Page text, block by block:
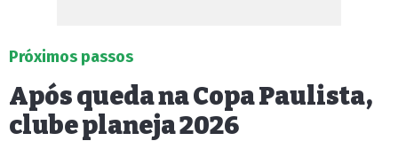
Próximos passos
Após queda na Copa Paulista,
clube planeja 2026